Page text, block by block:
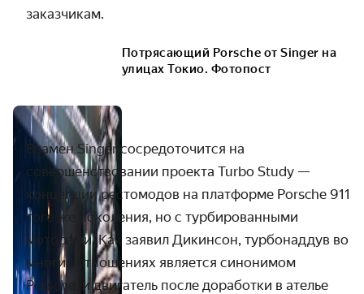
заказчикам.
Потрясающий Porsche от Singer на
улицах Токио. Фотопост
Взамен Singer сосредоточится на
совершенствовании проекта Turbo Study —
концепции рестомодов на платформе Porsche 911
того же поколения, но с турбированными
моторами.Как заявил Дикинсон, турбонаддув во
многих отношениях является синонимом
Porsche, и двигатель после доработки в ателье